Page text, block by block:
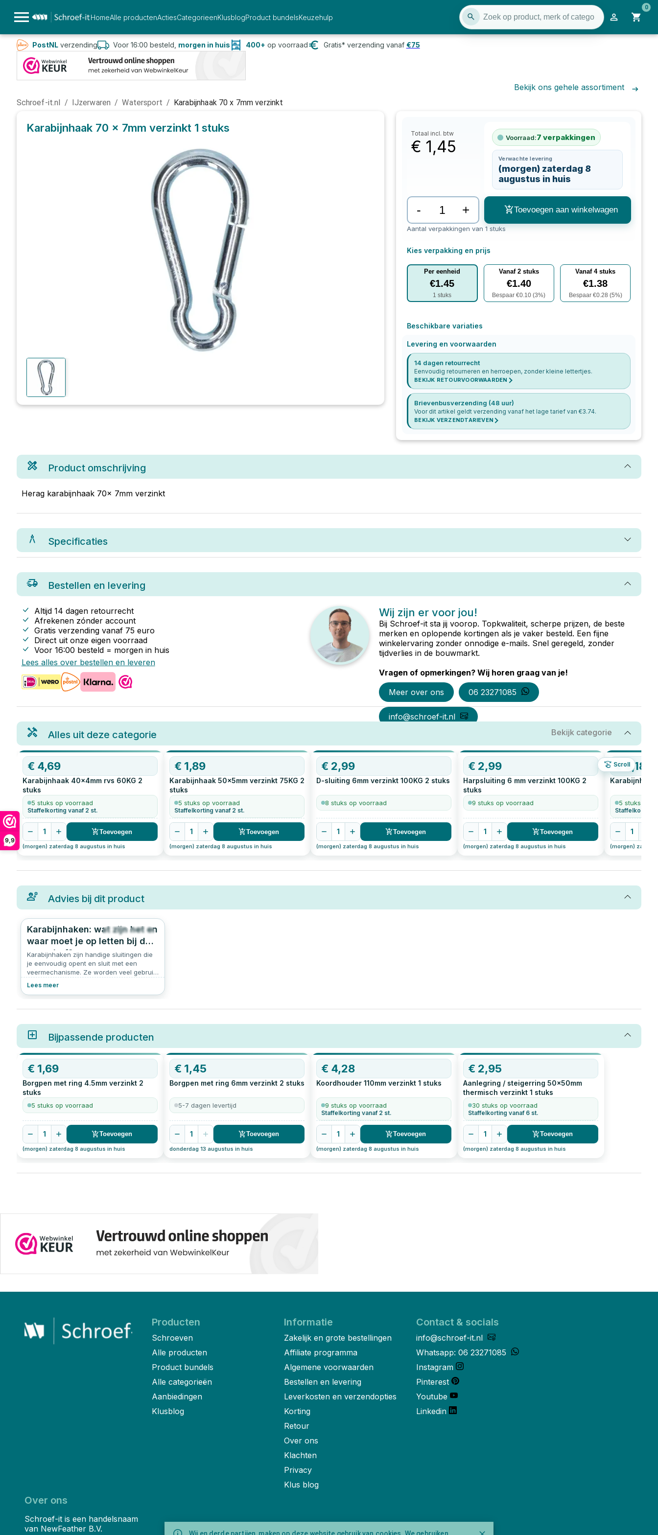
9,9
HomeAlle productenActiesCategorieenKlusblogProduct bundelsKeuzehulp
0
PostNLverzending Voor 16:00 besteld, morgen in huis 400+ op voorraad Gratis* verzending vanaf €75
Bekijk ons gehele assortiment
Schroef-it.nl / IJzerwaren / Watersport / Karabijnhaak 70 x 7mm verzinkt
Karabijnhaak 70 x 7mm verzinkt 1 stuks Totaal incl. btw
€ 1,45 Voorraad:7 verpakkingen
Verwachte levering
(morgen) zaterdag 8
augustus in huis
- + Toevoegen aan winkelwagen
Aantal verpakkingen van 1 stuks
Kies verpakking en prijs
Per eenheid
€1.45
1 stuks
Vanaf 2stuks
€1.40
Bespaar €0.10 (3%)
Vanaf4stuks
€1.38
Bespaar €0.28 (5%)
Beschikbare variaties
Levering en voorwaarden
14 dagen retourrecht
Eenvoudig retourneren en herroepen, zonder kleine lettertjes.
BEKIJK RETOURVOORWAARDEN
Brievenbusverzending (48 uur)
Voor dit artikel geldt verzending vanaf het lage tarief van €3.74.
BEKIJK VERZENDTARIEVEN
Product omschrijving
Herag karabijnhaak 70x 7mm verzinkt
Specificaties
Bestellen en levering
Altijd 14 dagen retourrecht
Afrekenen zónder account
Gratis verzending vanaf 75 euro
Direct uit onze eigen voorraad
Voor 16:00 besteld = morgen in huis
Lees alles over bestellen en leveren
Wij zijn er voor jou!
Bij Schroef-it sta jij voorop. Topkwaliteit, scherpe prijzen, de beste
merken en oplopende kortingen als je vaker besteld. Een fijne
winkelervaring zonder onnodige e-mails. Snel geregeld, zonder
tijdverlies in de bouwmarkt.
Vragen of opmerkingen? Wij horen graag van je!
Meer over ons
06 23271085
info@schroef-it.nl
Alles uit deze categorie Bekijk categorie
Scroll
€ 4,69
Karabijnhaak 40x4mm rvs 60KG 2
stuks
5 stuks op voorraad
Staffelkorting vanaf 2 st.
1 Toevoegen
(morgen) zaterdag 8 augustus in huis
€ 1,89
Karabijnhaak 50x5mm verzinkt 75KG 2
stuks
5 stuks op voorraad
Staffelkorting vanaf 2 st.
1 Toevoegen
(morgen) zaterdag 8 augustus in huis
€ 2,99
D-sluiting 6mm verzinkt 100KG 2 stuks
8 stuks op voorraad
1 Toevoegen
(morgen) zaterdag 8 augustus in huis
€ 2,99
Harpsluiting 6 mm verzinkt 100KG 2
stuks
9 stuks op voorraad
1 Toevoegen
(morgen) zaterdag 8 augustus in huis
€3,18
5 stuks op
Staffelkorting
1
(morgen)
Advies bij dit product
465 4.8
Karabijnhaken: wat zijn het en
waar moet je op letten bij de
aanschaf?
Karabijnhaken zijn handige sluitingen die
je eenvoudig opent en sluit met een
veermechanisme. Ze worden veel gebruikt
van voorwerpen. Of je nu werkt aan een
veilig wilt vastmaken aan een ketting: een
leggen we uit wat een karabijnhaak is,
welke soorten er zijn, en waar je op moet
letten bij het kopen van een karabijnhaak.
Lees meer
Bijpassende producten
OP=OP
€ 1,69
Borgpen met ring 4.5mm verzinkt 2
stuks
5 stuks op voorraad
1 Toevoegen
(morgen) zaterdag 8 augustus in huis
OP=OP
€ 1,45
Borgpen met ring 6mm verzinkt 2 stuks
5-7 dagen levertijd
1 Toevoegen
donderdag 13 augustus in huis
€ 4,28
Koordhouder 110mm verzinkt 1 stuks
9 stuks op voorraad
Staffelkorting vanaf 2 st.
1 Toevoegen
(morgen) zaterdag 8 augustus in huis
€ 2,95
Aanlegring / steigerring 50x50mm
thermisch verzinkt 1 stuks
30 stuks op voorraad
Staffelkorting vanaf 6 st.
1 Toevoegen
(morgen) zaterdag 8 augustus in huis
Producten
Schroeven
Alle producten
Product bundels
Alle categorieën
Aanbiedingen
Klusblog
Informatie
Zakelijk en grote bestellingen
Affiliate programma
Algemene voorwaarden
Bestellen en levering
Leverkosten en verzendopties
Korting
Retour
Over ons
Klachten
Privacy
Klus blog
Contact & socials
info@schroef-it.nl
Whatsapp: 06 23271085
Instagram
Pinterest
Youtube
Linkedin
Over ons
Schroef-it is een handelsnaam
van NewFeather B.V.